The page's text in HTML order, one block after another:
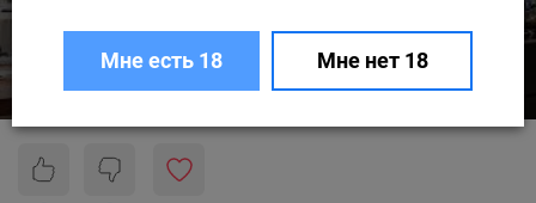
Алексея Алексеева
Редакция Ресторан.ру
Мне есть 18 Мне нет 18